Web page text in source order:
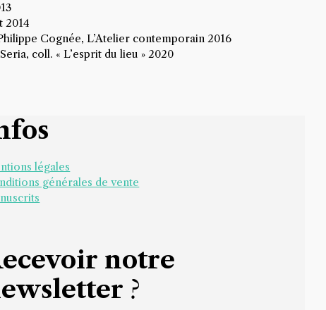
2014
Cognée, L’Atelier contemporain 2016
coll. « L’esprit du lieu » 2020
légales
générales de vente
notre
?